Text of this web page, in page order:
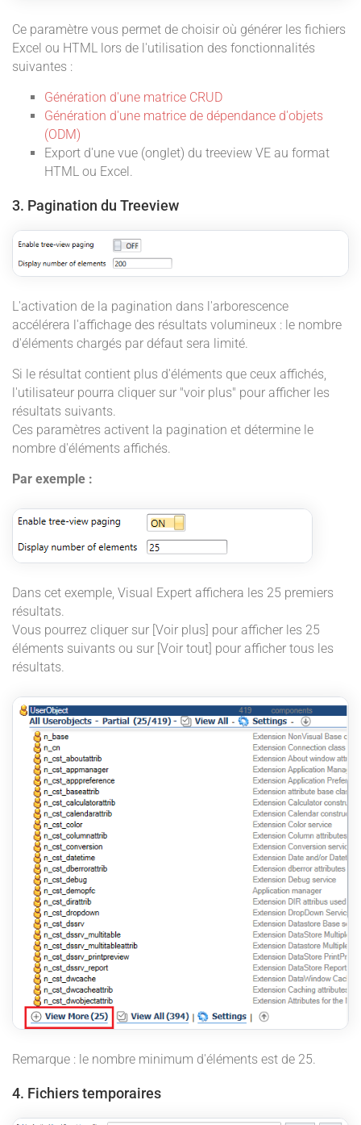
Ce paramètre vous permet de choisir où générer les fichiers
Excel ou HTML lors de l'utilisation des fonctionnalités
suivantes :
Génération d'une matrice CRUD
Génération d'une matrice de dépendance d'objets
(ODM)
Export d'une vue (onglet) du treeview VE au format
HTML ou Excel.
3. Pagination du Treeview
L'activation de la pagination dans l'arborescence
accélérera l'affichage des résultats volumineux : le nombre
d'éléments chargés par défaut sera limité.
Si le résultat contient plus d'éléments que ceux affichés,
l'utilisateur pourra cliquer sur "voir plus" pour afficher les
résultats suivants.
Ces paramètres activent la pagination et détermine le
nombre d'éléments affichés.
Par exemple :
Dans cet exemple, Visual Expert affichera les 25 premiers
résultats.
Vous pourrez cliquer sur [Voir plus] pour afficher les 25
éléments suivants ou sur [Voir tout] pour afficher tous les
résultats.
Remarque : le nombre minimum d'éléments est de 25.
4. Fichiers temporaires